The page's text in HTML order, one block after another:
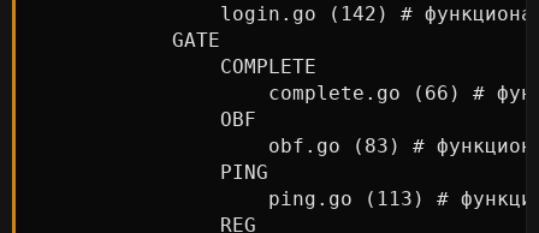
login.go (142) #
            GATE
                COMPLETE
complete.go (66) #
                OBF
obf.go (83) #
                PING
ping.go (113) #
                REG